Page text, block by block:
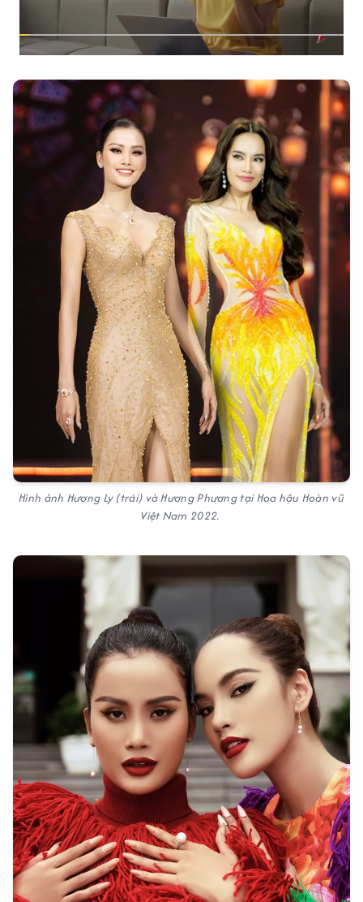
Hình ảnh Hương Ly (trái) và Hương Phương tại Hoa hậu Hoàn vũ
Việt Nam 2022.